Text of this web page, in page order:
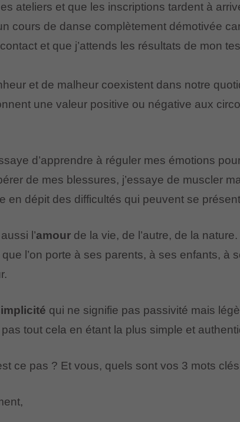
ateliers et que les inscriptions tardent à
cours de danse complètement démotivée
et que j’attends les résultats de mon
et de malheur coexistent dans notre
une valeur positive ou négative aux
d’apprendre à réguler mes émotions
de mes blessures, j’essaye de muscler
en dépit des difficultés qui peuvent se
l’amour de la vie, de l’autre, de la
que l’on porte à ses parents, à ses enfants, à
qui ne signifie pas passivité mais
tout cela en étant la plus simple et
ce pas ? Et vous, quels sont vos 3 mots